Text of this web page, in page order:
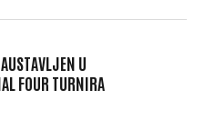
U
FOUR TURNIRA